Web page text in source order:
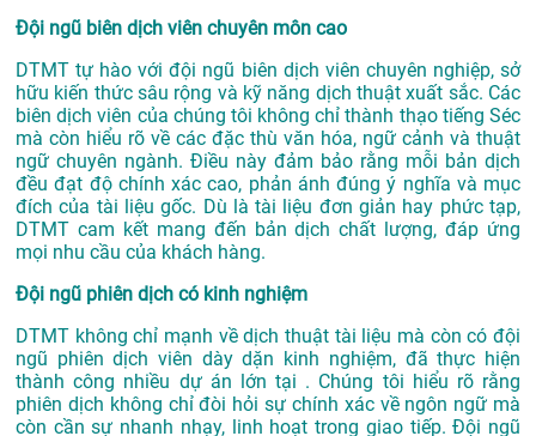
Đội ngũ biên dịch viên chuyên môn cao
DTMT tự hào với đội ngũ biên dịch viên chuyên nghiệp, sở
hữu kiến thức sâu rộng và kỹ năng dịch thuật xuất sắc. Các
biên dịch viên của chúng tôi không chỉ thành thạo tiếng Séc
mà còn hiểu rõ về các đặc thù văn hóa, ngữ cảnh và thuật
ngữ chuyên ngành. Điều này đảm bảo rằng mỗi bản dịch
đều đạt độ chính xác cao, phản ánh đúng ý nghĩa và mục
đích của tài liệu gốc. Dù là tài liệu đơn giản hay phức tạp,
DTMT cam kết mang đến bản dịch chất lượng, đáp ứng
mọi nhu cầu của khách hàng.
Đội ngũ phiên dịch có kinh nghiệm
DTMT không chỉ mạnh về dịch thuật tài liệu mà còn có đội
ngũ phiên dịch viên dày dặn kinh nghiệm, đã thực hiện
thành công nhiều dự án lớn tại . Chúng tôi hiểu rõ rằng
phiên dịch không chỉ đòi hỏi sự chính xác về ngôn ngữ mà
còn cần sự nhanh nhạy, linh hoạt trong giao tiếp. Đội ngũ